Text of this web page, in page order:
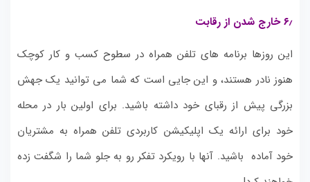
۶٫خارج شدن از رقابت
این روزها برنامه های تلفن همراه در سطوح کسب و کار کوچک
هنوز نادر هستند، و این جایی است که شما می توانید یک جهش
بزرگی پیش از رقبای خود داشته باشید. برای اولین بار در محله
خود برای ارائه یک اپلیکیشن کاربردی تلفن همراه به مشتریان
خود آماده باشید. آنها با رویکرد تفکر رو به جلو شما را شگفت زده